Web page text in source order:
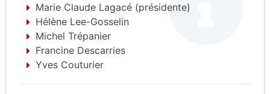
Marie Claude Lagacé (présidente)
Hélène Lee-Gosselin
Michel Trépanier
Francine Descarries
Yves Couturier